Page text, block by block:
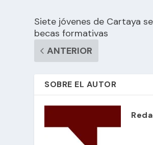
Siete jóvenes de Cartaya
becas formativas
ANTERIOR
SOBRE EL AUTOR